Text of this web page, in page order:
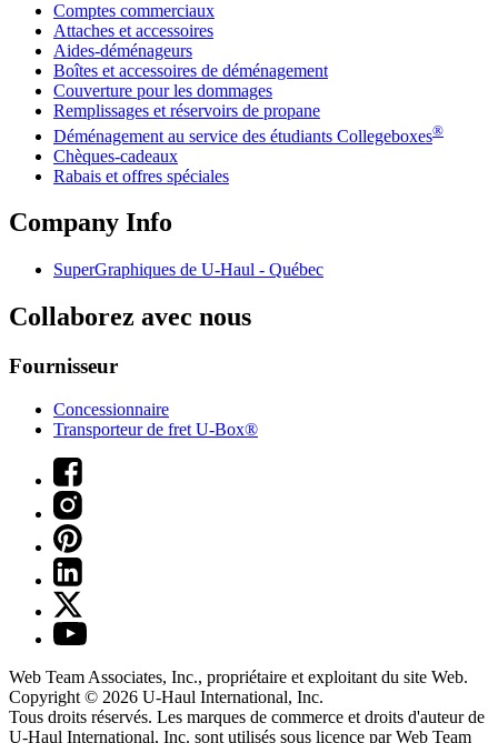
Comptes commerciaux
Attaches et accessoires
Aides-déménageurs
Boîtes et accessoires de déménagement
Couverture pour les dommages
Remplissages et réservoirs de propane
Déménagement au service des étudiants Collegeboxes®
Chèques-cadeaux
Rabais et offres spéciales
Company Info
SuperGraphiques de U-Haul - Québec
Collaborez avec nous
Fournisseur
Concessionnaire
Transporteur de fret U-Box®
Web Team Associates, Inc., propriétaire et exploitant du site Web.
Copyright © 2026 U-Haul International, Inc.
Tous droits réservés. Les marques de commerce et droits d'auteur de
U-Haul International, Inc. sont utilisés sous licence par Web Team